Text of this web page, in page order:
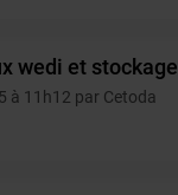
wedi et stockage
à 11h12 par Cetoda